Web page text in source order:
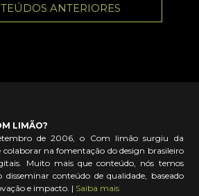
ANTERIORES
LIMÃO?
de 2006, o Com limão surgiu da
colaborar na fomentação do design brasileiro
Muito mais que conteúdo, nós temos
disseminar conteúdo de qualidade, baseado
e impacto. | Saiba mais